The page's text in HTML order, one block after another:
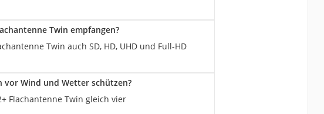
Twin empfangen?
Twin auch SD, HD, UHD und Full-HD
vor Wind und Wetter schützen?
Flachantenne Twin gleich vier